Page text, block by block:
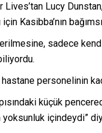
Lives’tan Lucy
Kasibba’nın
sadece
personelinin
küçük
yoksunluk içindeydi”